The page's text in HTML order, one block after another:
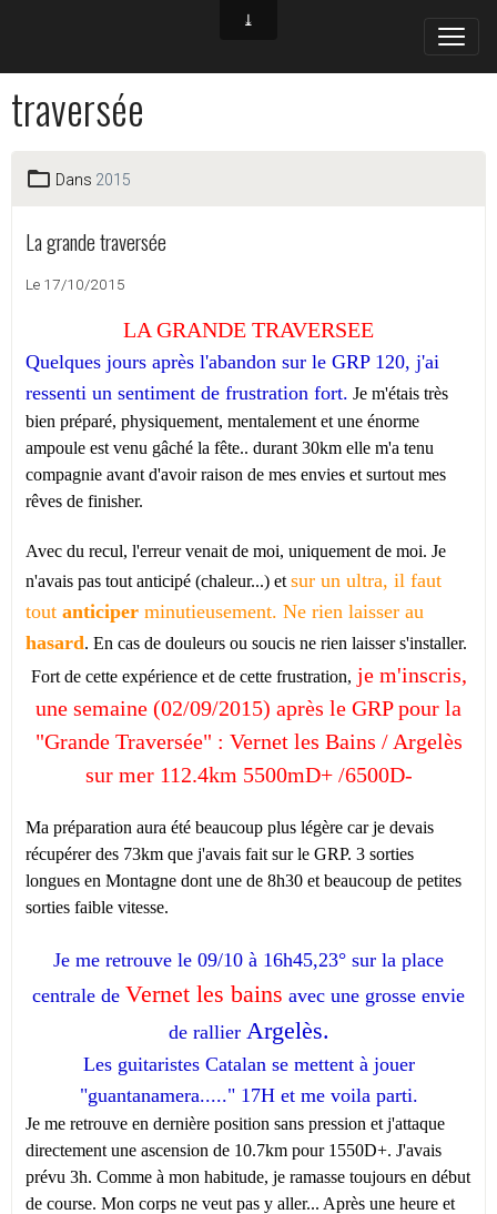
traversée
Dans 2015
La grande traversée
Le 17/10/2015
LA GRANDE TRAVERSEE
Quelques jours après l'abandon sur le GRP 120, j'ai
ressenti un sentiment de frustration fort. Je m'étais très
bien préparé, physiquement, mentalement et une énorme
ampoule est venu gâché la fête.. durant 30km elle m'a tenu
compagnie avant d'avoir raison de mes envies et surtout mes
rêves de finisher.
Avec du recul, l'erreur venait de moi, uniquement de moi. Je
n'avais pas tout anticipé (chaleur...) et sur un ultra, il faut
tout anticiper minutieusement. Ne rien laisser au
hasard. En cas de douleurs ou soucis ne rien laisser s'installer.
Fort de cette expérience et de cette frustration, je m'inscris,
une semaine (02/09/2015) après le GRP pour la
"Grande Traversée" : Vernet les Bains / Argelès
sur mer 112.4km 5500mD+ /6500D-
Ma préparation aura été beaucoup plus légère car je devais
récupérer des 73km que j'avais fait sur le GRP. 3 sorties
longues en Montagne dont une de 8h30 et beaucoup de petites
sorties faible vitesse.
Je me retrouve le 09/10 à 16h45,23° sur la place
centrale de Vernet les bains avec une grosse envie
de rallierArgelès.
Les guitaristes Catalan se mettent à jouer
"guantanamera....." 17H et me voila parti.
Je me retrouve en dernière position sans pression et j'attaque
directement une ascension de 10.7km pour 1550D+. J'avais
prévu 3h. Comme à mon habitude, je ramasse toujours en début
de course. Mon corps ne veut pas y aller... Après une heure et